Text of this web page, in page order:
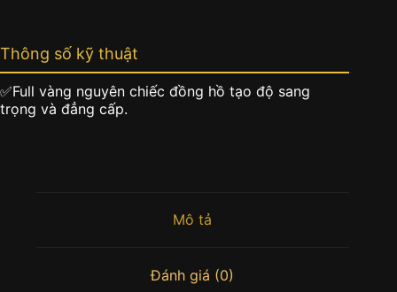
Thông số kỹ thuật
✅Full vàng nguyên chiếc đồng hồ tạo độ sang
trọng và đẳng cấp.
Mô tả
Đánh giá (0)